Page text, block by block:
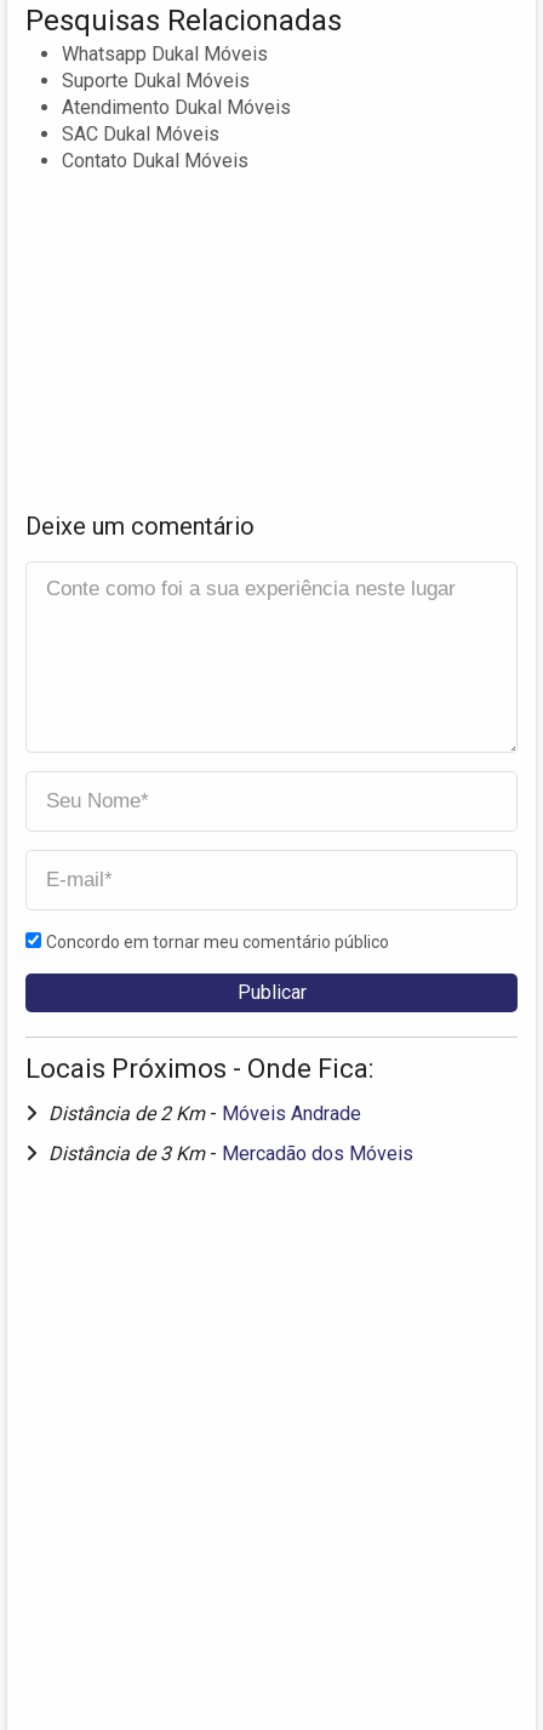
Pesquisas Relacionadas
Whatsapp Dukal Móveis
Suporte Dukal Móveis
Atendimento Dukal Móveis
SAC Dukal Móveis
Contato Dukal Móveis
Deixe um comentário
Concordo em tornar meu comentário público
Locais Próximos - Onde Fica:
Distância de 2 Km - Móveis Andrade
Distância de 3 Km - Mercadão dos Móveis